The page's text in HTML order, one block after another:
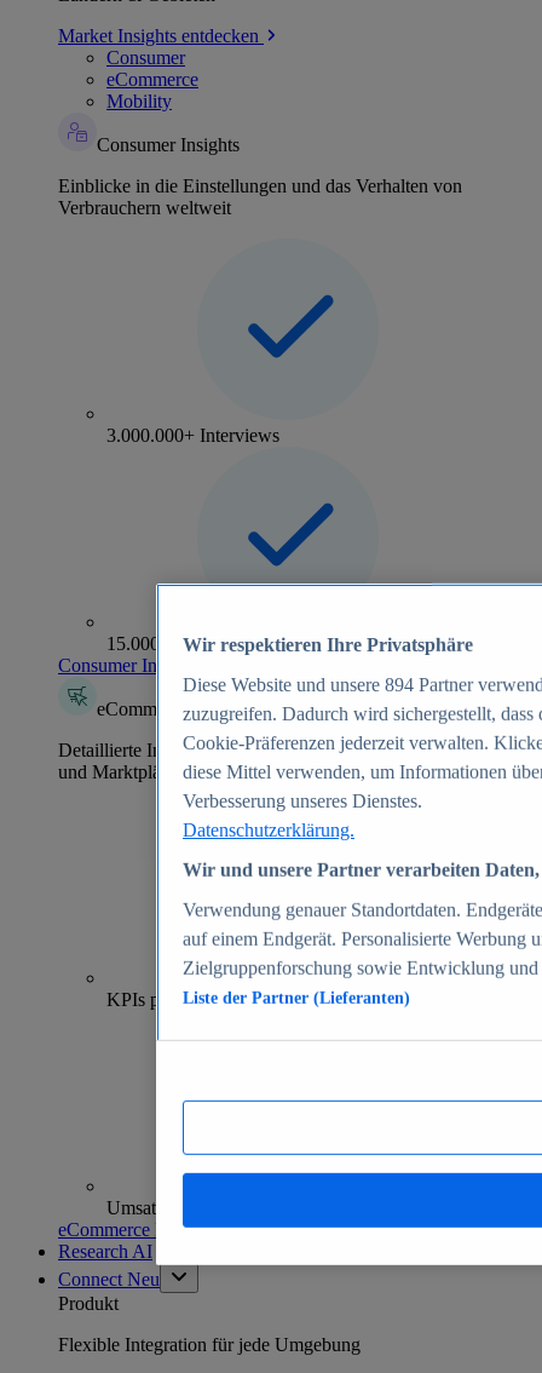
Market Insights entdecken
Consumer
eCommerce
Mobility
Consumer Insights
Einblicke in die Einstellungen und das Verhalten von
Verbrauchern weltweit
3.000.000+ Interviews
15.000+ Marken
Consumer Insights entdecken
eCommerce Insights
Detaillierte Informationen zu mehr als 39.000 Online-Shops
und Marktplätzen
70+
KPIs pro Shop
Umsatzanalysen und -prognosen
eCommerce Insights entdecken
Research AI
Connect Neu
Produkt
Flexible Integration für jede Umgebung
Wir respektieren Ihre Privatsphäre
Diese Website und unsere 894 Partner
zuzugreifen. Dadurch wird sichergestellt,
Cookie-Präferenzen jederzeit verwalten.
diese Mittel verwenden, um Informationen
Verbesserung unseres Dienstes.
Datenschutzerklärung.
Wir und unsere Partner verarbeiten
Verwendung genauer Standortdaten.
auf einem Endgerät. Personalisierte Werbung
Zielgruppenforschung sowie Entwicklung
Liste der Partner (Lieferanten)